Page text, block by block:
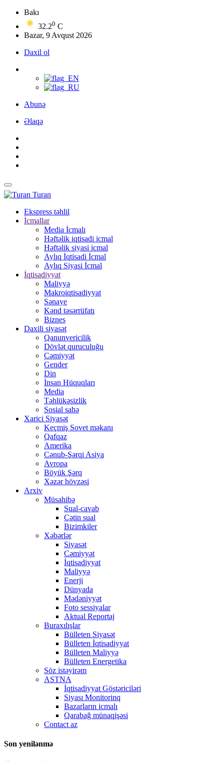
Bakı
32.20 C
Bazar, 9 Avqust 2026
Daxil ol
Abunə
Əlaqə
Turan
Ekspress təhlil
İcmallar
Media İcmalı
Həftəlik iqtisadi icmal
Həftəlik siyasi icmal
Aylıq İqtisadi İcmal
Aylıq Siyasi İcmal
İqtisadiyyat
Maliyyə
Makroiqtisadiyyat
Sənaye
Kənd təsərrüfatı
Biznes
Daxili siyasət
Qanunvericilik
Dövlət quruculuğu
Cəmiyyət
Gender
Din
İnsan Hüquqları
Media
Təhlükəsizlik
Sosial sahə
Xarici Siyasət
Keçmiş Sovet məkanı
Qafqaz
Amerika
Cənub-Şərqi Asiya
Avropa
Böyük Şərq
Xəzər hövzəsi
Arxiv
Müsahibə
Sual-cavab
Çətin sual
Bizimkiler
Xəbərlər
Siyasət
Cəmiyyət
İqtisadiyyat
Maliyyə
Enerji
Dünyada
Mədəniyyət
Foto sessiyalar
Aktual Reportaj
Buraxılışlar
Bülleten Siyasət
Bülleten İqtisadiyyat
Bülleten Maliyyə
Bülleten Energetika
Söz istəyirəm
ASTNA
İqtisadiyyat Göstəriciləri
Siyası Monitorinq
Bazarların icmalı
Qarabağ münaqişəsi
Contact az
Son yenilənmə